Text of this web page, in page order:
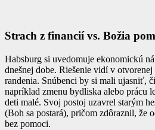
Strach z financií vs. Božia
Habsburg si uvedomuje ekonomickú
dnešnej dobe. Riešenie vidí v
randenia. Snúbenci by si mali ujasniť,
napríklad zmenu bydliska alebo prácu
deti malé. Svoj postoj uzavrel starým
(Boh sa postará), pričom zdôraznil, že
bez pomoci.